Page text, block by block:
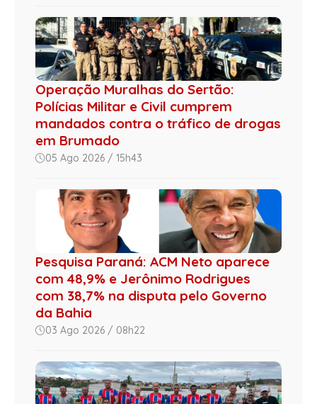
Operação Muralhas do Sertão:
Polícias Militar e Civil cumprem
mandados contra o tráfico de drogas
em Brumado
05 Ago 2026 / 15h43
Pesquisa Paraná: ACM Neto aparece
com 48,9% e Jerônimo Rodrigues
com 38,7% na disputa pelo Governo
da Bahia
03 Ago 2026 / 08h22